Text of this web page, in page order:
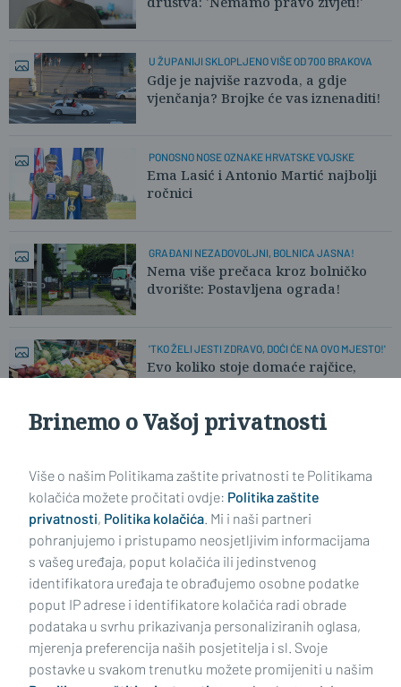
U ŽUPANIJI SKLOPLJENO VIŠE OD 700 BRAKOVA
Gdje je najviše razvoda, a gdje
vjenčanja? Brojke će vas iznenaditi!
PONOSNO NOSE OZNAKE HRVATSKE VOJSKE
Ema Lasić i Antonio Martić najbolji
ročnici
GRAĐANI NEZADOVOLJNI, BOLNICA JASNA!
Nema više prečaca kroz bolničko
dvorište: Postavljena ograda!
'TKO ŽELI JESTI ZDRAVO, DOĆI ĆE NA OVO MJESTO!'
Evo koliko stoje domaće rajčice,
Impressum Uvjeti korištenja Politika privatnosti
Brinemo o Vašoj privatnosti
Više o našim Politikama zaštite privatnosti te Politikama
kolačića možete pročitati ovdje: Politika zaštite
privatnosti, Politika kolačića. Mi i naši partneri
pohranjujemo i pristupamo neosjetljivim informacijama
s vašeg uređaja, poput kolačića ili jedinstvenog
identifikatora uređaja te obrađujemo osobne podatke
poput IP adrese i identifikatore kolačića radi obrade
podataka u svrhu prikazivanja personaliziranih oglasa,
mjerenja preferencija naših posjetitelja i sl. Svoje
postavke u svakom trenutku možete promijeniti u našim